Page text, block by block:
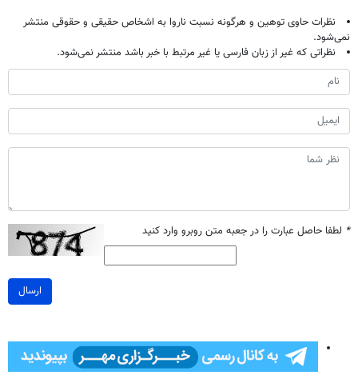
نظرات حاوی توهین و هرگونه نسبت ناروا به اشخاص حقیقی و حقوقی منتشر
نمی‌شود.
نظراتی که غیر از زبان فارسی یا غیر مرتبط با خبر باشد منتشر نمی‌شود.
* لطفا حاصل عبارت را در جعبه متن روبرو وارد کنید
ارسال